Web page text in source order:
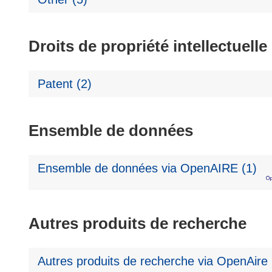
Droits de propriété intellectuelle
Patent (2)
Ensemble de données
Ensemble de données via OpenAIRE (1)
Autres produits de recherche
Autres produits de recherche via OpenAire